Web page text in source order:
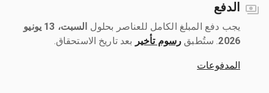
الدفع
يجب دفع المبلغ الكامل للعناصر بحلول ‎
السبت، 13 يونيو
2026
رسوم تأخير بعد تاريخ الاستحقاق.
المدفوعات